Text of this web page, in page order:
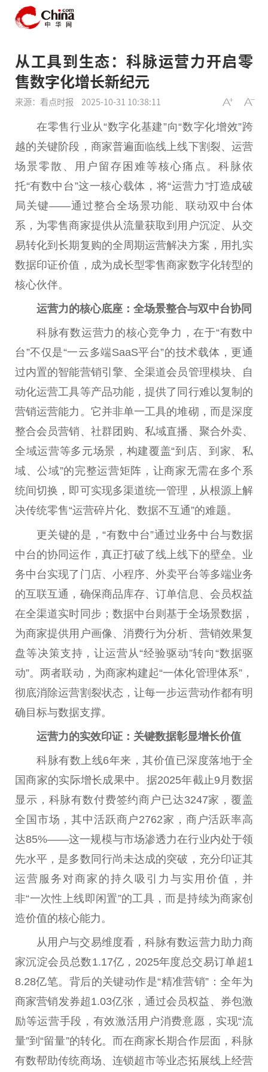
从工具到生态：科脉运营力开启零
售数字化增长新纪元
来源：看点时报 2025-10-31 10:38:11
在零售行业从“数字化基建”向“数字化增效”跨
越的关键阶段，商家普遍面临线上线下割裂、运营
场景零散、用户留存困难等核心痛点。科脉依
托“有数中台”这一核心载体，将“运营力”打造成破
局关键——通过整合全场景功能、联动双中台体
系，为零售商家提供从流量获取到用户沉淀、从交
易转化到长期复购的全周期运营解决方案，用扎实
数据印证价值，成为成长型零售商家数字化转型的
核心伙伴。
运营力的核心底座：全场景整合与双中台协同
科脉有数运营力的核心竞争力，在于“有数中
台”不仅是“一云多端SaaS平台”的技术载体，更通
过内置的智能营销引擎、全渠道会员管理模块、自
动化运营工具等产品功能，提供了同行难以复制的
营销运营能力。它并非单一工具的堆砌，而是深度
整合会员营销、社群团购、私域直播、聚合外卖、
全域运营等多元场景，构建覆盖“到店、到家、私
域、公域”的完整运营矩阵，让商家无需在多个系
统间切换，即可实现多渠道统一管理，从根源上解
决传统零售“运营碎片化、数据不互通”的难题。
更关键的是，“有数中台”通过业务中台与数据
中台的协同运作，真正打破了线上线下的壁垒。业
务中台实现了门店、小程序、外卖平台等多端业务
的互联互通，确保商品库存、订单信息、会员权益
在全渠道实时同步；数据中台则基于全场景数据，
为商家提供用户画像、消费行为分析、营销效果复
盘等决策支持，让运营从“经验驱动”转向“数据驱
动”。两者联动，为商家构建起“一体化管理体系”，
彻底消除运营割裂状态，让每一步运营动作都有明
确目标与数据支撑。
运营力的实效印证：关键数据彰显增长价值
科脉有数上线6年来，其价值已深度落地于全
国商家的实际增长成果中。据2025年截止9月数据
显示，科脉有数付费签约商户已达3247家，覆盖
全国市场，其中活跃商户2762家，商户活跃率高
达85%——这一规模与市场渗透力在行业内处于领
先水平，是多数同行尚未达成的突破，充分印证其
运营服务对商家的持久吸引力与实用价值，并
非“一次性上线即闲置”的工具，而是持续为商家创
造价值的核心能力。
从用户与交易维度看，科脉有数运营力助力商
家沉淀会员总数1.17亿，2025年度总交易订单超1
8.28亿笔。背后的关键动作是“精准营销”：全年为
商家营销发券超1.03亿张，通过会员权益、券包激
励等运营手段，有效激活用户消费意愿，实现“流
量”到“留量”的转化。而在商家长期合作层面，科脉
有数帮助传统商场、连锁超市等业态拓展线上经营